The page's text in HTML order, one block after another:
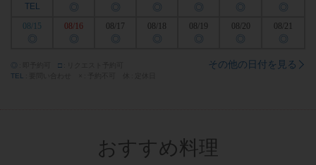
TEL
◎ ◎ ◎ ◎ ◎ ◎
08/15
◎
08/16
◎
08/17
◎ ◎
08/19
◎
08/20
◎
08/21
◎
□
TEL
その他の日付を見る
おすすめ料理